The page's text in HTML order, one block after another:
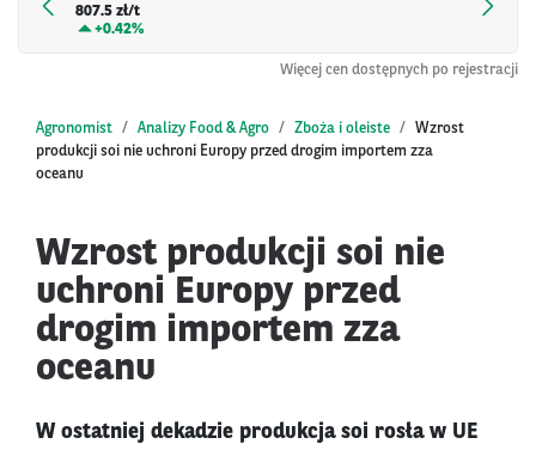
807.5 zł/t
+0.42%
Więcej cen dostępnych po rejestracji
Agronomist Analizy Food & Agro Zboża i oleiste
Wzrost
produkcji soi nie uchroni Europy przed drogim importem zza
oceanu
Wzrost produkcji soi nie
uchroni Europy przed
drogim importem zza
oceanu
W ostatniej dekadzie produkcja soi rosła w UE